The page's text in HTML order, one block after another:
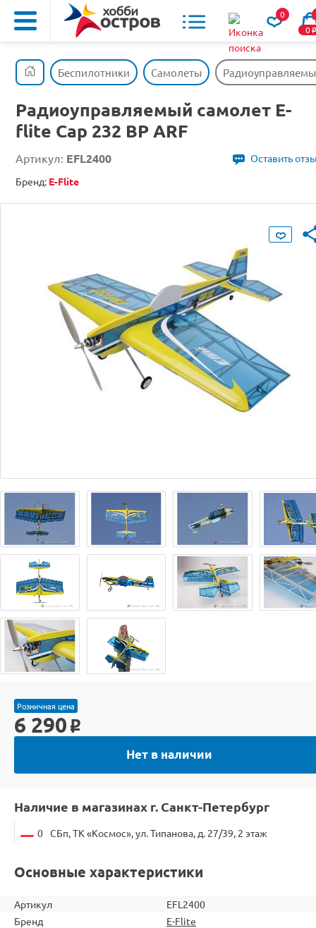
0
0o
Беспилотники Самолеты
Радиоуправляемый самолет E-
flite Cap 232 BP ARF
Артикул: EFL2400
Оставить
Бренд: E-Flite
Розничная цена
6 290 o
Нет в наличии
Наличие в магазинах г. Санкт-Петербург
0 СБп, ТК «Космос», ул. Типанова, д. 27/39, 2 этаж
Основные характеристики
Артикул
EFL2400
Бренд
E-Flite